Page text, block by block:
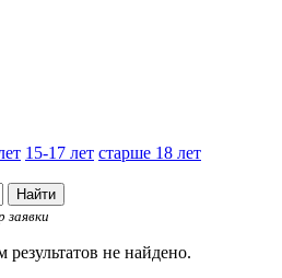
15-17 лет старше 18 лет
Найти
заявки
не найдено.